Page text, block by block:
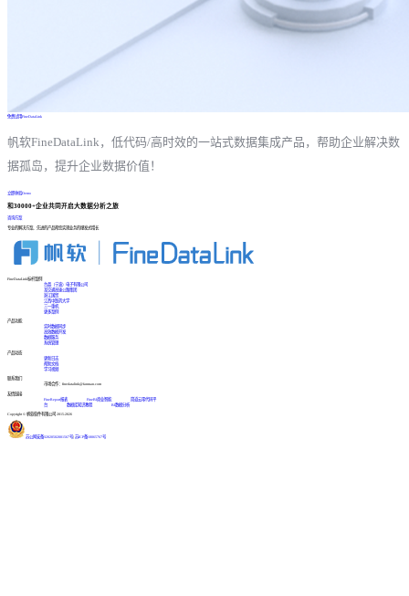
免费试用FineDataLink
帆软FineDataLink，低代码/高时效的一站式数据集成产品，帮助企业解决数
据孤岛，提升企业数据价值！
立即体验Demo
和30000+企业共同开启大数据分析之旅
咨询方案
专业的解决方案、先进的产品帮您实现业务的爆发式增长
FineDataLink标杆案例
台晶（宁波）电子有限公司
某交通高速公路集团
浙江国贸
江西中医药大学
三一重机
更多案例
产品功能
实时数据同步
高效数据开发
数据服务
系统管理
产品动态
更新日志
帮助文档
学习视频
联系我们
市场合作：finedatalink@fanruan.com
友情链接
FineReport报表
FineBI商业智能
简道云零代码平
台
数据库知识教程 BI数据分析
Copyright © 帆软软件有限公司 2015-2026
苏公网安备32020502001567号 苏ICP备18065767号